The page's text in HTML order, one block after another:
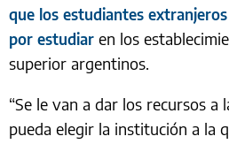
que los estudiantes
por estudiar en los
superior argentinos.
“Se le van a dar los recursos a
pueda elegir la institución a la